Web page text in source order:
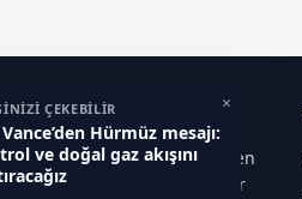
ÇEKEBİLİR
Vance’den Hürmüz mesajı:
ve doğal gaz akışını
×
Haber
Haber, Türkiye ve dünyadan en
tarafsız ve hızlı bir